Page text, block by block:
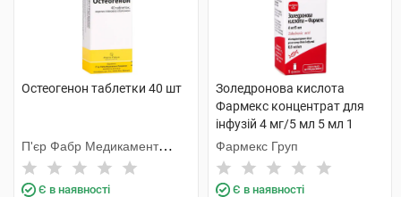
Остеогенон таблетки 40 шт
П'єр Фабр Медикамент
Продакшн
Є в наявності
Золедронова кислота
Фармекс концентрат для
інфузій 4 мг/5 мл 5 мл 1
флакон
Фармекс Груп
Є в наявності